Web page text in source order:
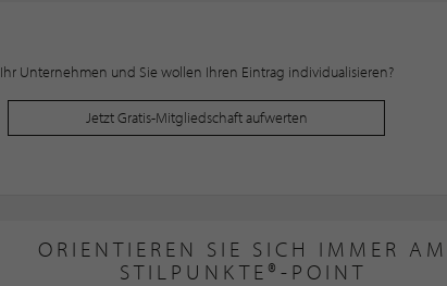
Ihr Unternehmen und Sie wollen Ihren Eintrag individualisieren?
Jetzt Gratis-Mitgliedschaft aufwerten
ORIENTIEREN SIE SICH IMMER AM
STILPUNKTE®-POINT